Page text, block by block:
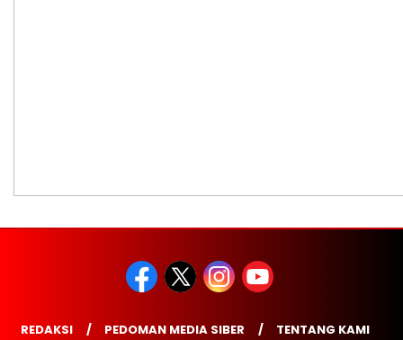
REDAKSI PEDOMAN MEDIA SIBER TENTANG KAMI